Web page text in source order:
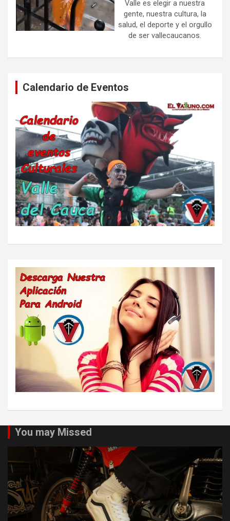
Valle es elegir a nuestra
gente, nuestra cultura, la
salud, el deporte y el orgullo
de ser vallecaucanos.
Calendario de Eventos
You may Missed